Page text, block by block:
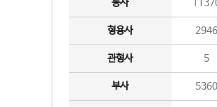
동사
형용사 2946
관형사 5
부사 5360